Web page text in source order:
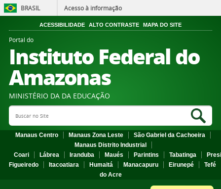
BRASIL Acesso à informação
ACESSIBILIDADE ALTO CONTRASTE MAPA DO SITE
Portal do
Instituto Federal do
Amazonas
MINISTÉRIO DA DA EDUCAÇÃO
Search Site
Manaus Centro Manaus Zona Leste
São Gabriel da Cachoeira
Manaus Distrito Industrial
Coari
Lábrea Iranduba Maués Parintins Tabatinga
Figueiredo
Itacoatiara Humaitá Manacapuru Eirunepé
Tefé
do Acre